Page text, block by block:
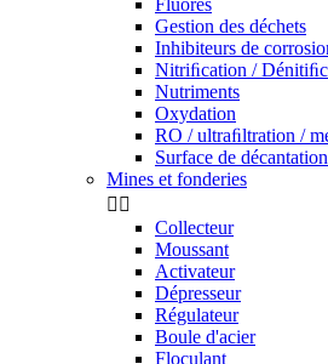
Fluores
Gestion des déchets
Inhibiteurs de
Nitriﬁcation /
Nutriments
Oxydation
RO / ultraﬁltration /
Surface de
Mines et fonderies
 
Collecteur
Moussant
Activateur
Dépresseur
Régulateur
Boule d'acier
Floculant